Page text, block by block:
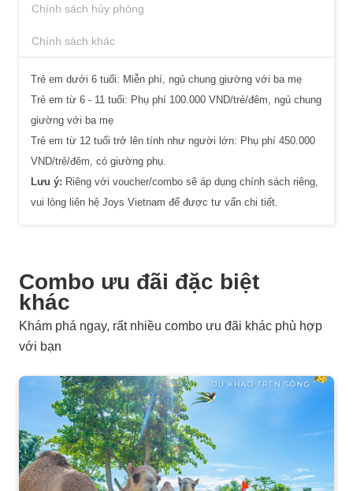
Chính sách hủy phòng
Chính sách khác
Trẻ em dưới 6 tuổi: Miễn phí, ngủ chung giường với ba mẹ
Trẻ em từ 6 - 11 tuổi: Phụ phí 100.000 VND/trẻ/đêm, ngủ chung
giường với ba mẹ
Trẻ em từ 12 tuổi trở lên tính như người lớn: Phụ phí 450.000
VND/trẻ/đêm, có giường phụ.
Lưu ý: Riêng với voucher/combo sẽ áp dụng chính sách riêng,
vui lòng liên hệ Joys Vietnam để được tư vấn chi tiết.
Combo ưu đãi đặc biệt
khác
Khám phá ngay, rất nhiều combo ưu đãi khác phù hợp
với bạn